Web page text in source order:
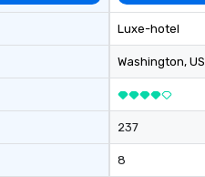
Luxe-hotel
Washington, US
237
8